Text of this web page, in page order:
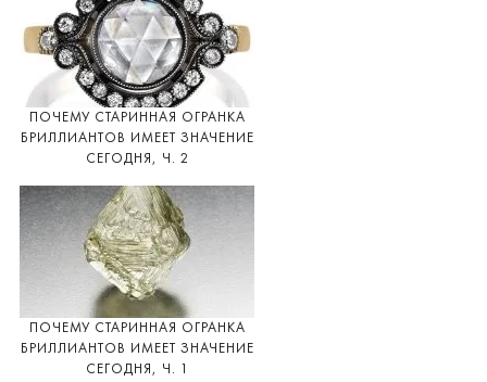
ПОЧЕМУ СТАРИННАЯ ОГРАНКА
БРИЛЛИАНТОВ ИМЕЕТ ЗНАЧЕНИЕ
СЕГОДНЯ, Ч. 2
ПОЧЕМУ СТАРИННАЯ ОГРАНКА
БРИЛЛИАНТОВ ИМЕЕТ ЗНАЧЕНИЕ
СЕГОДНЯ, Ч. 1